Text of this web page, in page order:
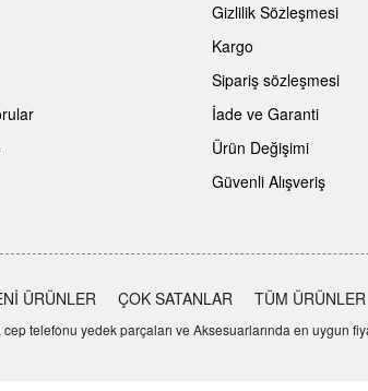
Gizlilik Sözleşmesi
Kargo
Sipariş sözleşmesi
İade ve Garanti
Ürün Değişimi
Güvenli Alışveriş
ÜRÜNLER ÇOK SATANLAR TÜM ÜRÜNLER
telefonu yedek parçaları ve Aksesuarlarında en uygun